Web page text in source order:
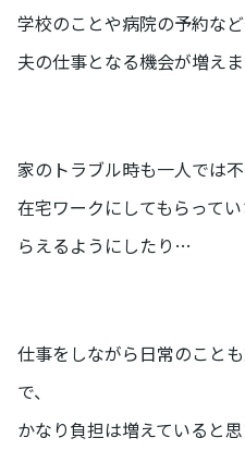
学校のことや病院の予約な
夫の仕事となる機会が増えま
家のトラブル時も一人では不
在宅ワークにしてもらって
らえるようにしたり…
仕事をしながら日常のこと
で、
かなり負担は増えていると思